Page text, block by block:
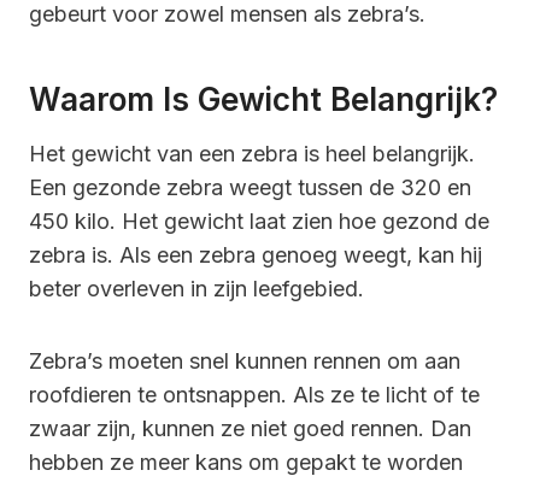
gebeurt voor zowel mensen als zebra’s.
Waarom Is Gewicht Belangrijk?
Het gewicht van een zebra is heel belangrijk.
Een gezonde zebra weegt tussen de 320 en
450 kilo. Het gewicht laat zien hoe gezond de
zebra is. Als een zebra genoeg weegt, kan hij
beter overleven in zijn leefgebied.
Zebra’s moeten snel kunnen rennen om aan
roofdieren te ontsnappen. Als ze te licht of te
zwaar zijn, kunnen ze niet goed rennen. Dan
hebben ze meer kans om gepakt te worden